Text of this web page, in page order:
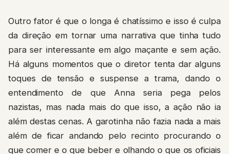
Outro fator é que o longa é chatíssimo e isso é culpa
da direção em tornar uma narrativa que tinha tudo
para ser interessante em algo maçante e sem ação.
Há alguns momentos que o diretor tenta dar alguns
toques de tensão e suspense a trama, dando o
entendimento de que Anna seria pega pelos
nazistas, mas nada mais do que isso, a ação não ia
além destas cenas. A garotinha não fazia nada a mais
além de ficar andando pelo recinto procurando o
que comer e o que beber e olhando o que os oficiais